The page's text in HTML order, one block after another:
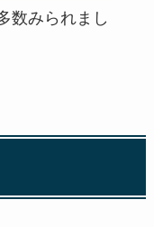
数みられまし